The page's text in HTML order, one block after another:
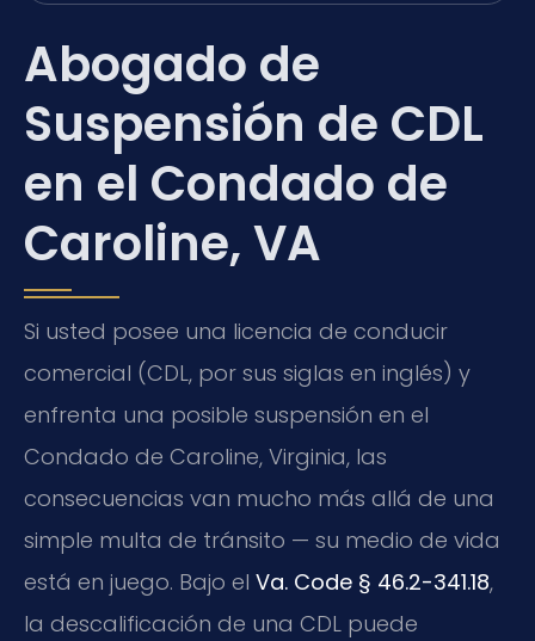
Abogado de
Suspensión de CDL
en el Condado de
Caroline, VA
Si usted posee una licencia de conducir
comercial (CDL, por sus siglas en inglés) y
enfrenta una posible suspensión en el
Condado de Caroline, Virginia, las
consecuencias van mucho más allá de una
simple multa de tránsito — su medio de vida
está en juego. Bajo el Va. Code § 46.2-341.18,
la descalificación de una CDL puede